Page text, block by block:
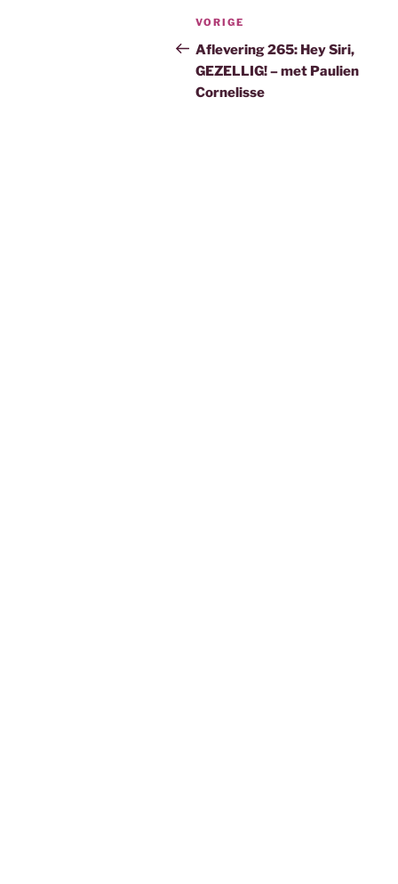
o
k
e
n
Bericht
navigatie
Vorig
bericht
VORIGE
Aflevering 265: Hey Siri,
GEZELLIG! – met Paulien
Cornelisse